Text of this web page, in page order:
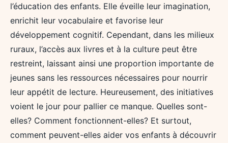
l’éducation des enfants. Elle éveille leur imagination,
enrichit leur vocabulaire et favorise leur
développement cognitif. Cependant, dans les milieux
ruraux, l’accès aux livres et à la culture peut être
restreint, laissant ainsi une proportion importante de
jeunes sans les ressources nécessaires pour nourrir
leur appétit de lecture. Heureusement, des initiatives
voient le jour pour pallier ce manque. Quelles sont-
elles? Comment fonctionnent-elles? Et surtout,
comment peuvent-elles aider vos enfants à découvrir